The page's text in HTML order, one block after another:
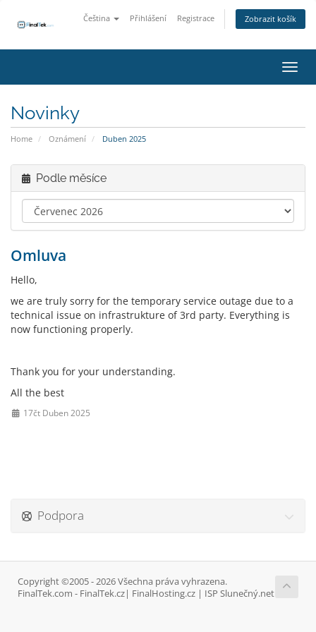
Čeština Přihlášení Registrace Zobrazit košík
Novinky
Home Oznámení Duben 2025
Podle měsíce
Omluva
Hello,
we are truly sorry for the temporary service outage due to a
technical issue on infrastrukture of 3rd party. Everything is
now functioning properly.
Thank you for your understanding.
All the best
17čt Duben 2025
Podpora
Copyright ©2005 - 2026 Všechna práva vyhrazena.
FinalTek.com - FinalTek.cz| FinalHosting.cz | ISP Slunečný.net